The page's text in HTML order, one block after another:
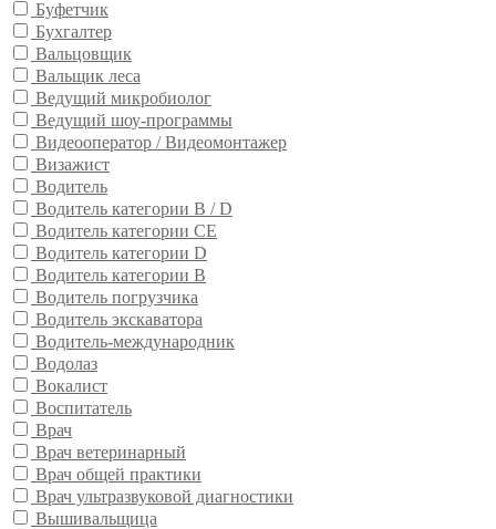
Буфетчик
Бухгалтер
Вальцовщик
Вальщик леса
Ведущий микробиолог
Ведущий шоу-программы
Видеооператор / Видеомонтажер
Визажист
Водитель
Водитель категории B / D
Водитель категории CE
Водитель категории D
Водитель категории В
Водитель погрузчика
Водитель экскаватора
Водитель-международник
Водолаз
Вокалист
Воспитатель
Врач
Врач ветеринарный
Врач общей практики
Врач ультразвуковой диагностики
Вышивальщица